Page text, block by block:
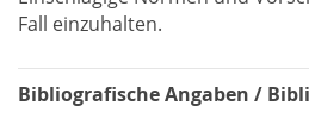
Fall einzuhalten.
Bibliografische Angaben /